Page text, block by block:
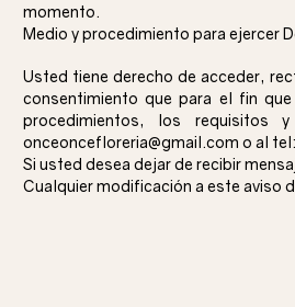
momento.
Medio y procedimiento para ejercer
Usted tiene derecho de acceder,
consentimiento que para el fin
procedimientos, los requisitos
onceoncefloreria@gmail.com o al
Si usted desea dejar de recibir
Cualquier modificación a este aviso